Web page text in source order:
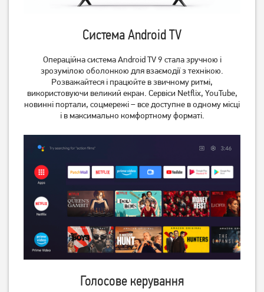
32HGN18ST2 Smart TV WiFi
(Офіційний GOOGLE)
грн
6 089грн
43FGN18ST2 Smart TV WiFi
(Офіційний GOOGLE)
9 349грн
Система Android TV
Операційна система Android TV 9 стала зручною і
зрозумілою оболонкою для взаємодії з технікою.
Розважайтеся і працюйте в звичному ритмі,
використовуючи великий екран. Сервіси Netflix, YouTube,
новинні портали, соцмережі – все доступне в одному місці
і в максимально комфортному форматі.
Голосове керування